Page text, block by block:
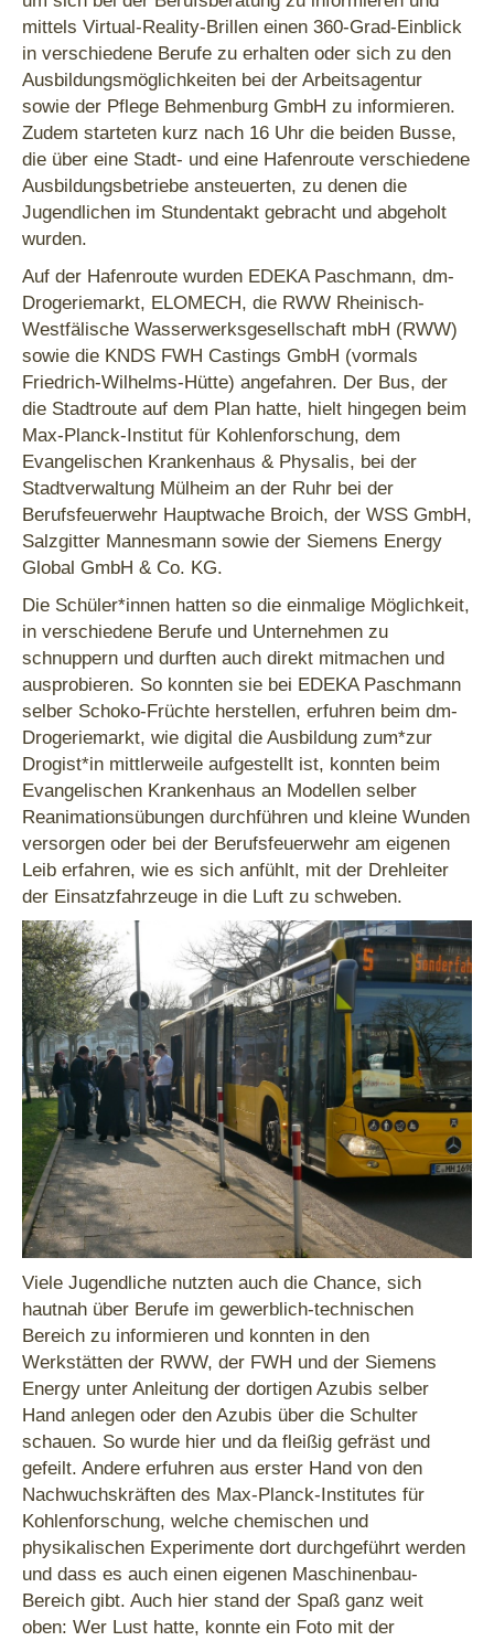
mittels Virtual-Reality-Brillen einen 360-Grad-Einblick
in verschiedene Berufe zu erhalten oder sich zu den
Ausbildungsmöglichkeiten bei der Arbeitsagentur
sowie der Pflege Behmenburg GmbH zu informieren.
Zudem starteten kurz nach 16 Uhr die beiden Busse,
die über eine Stadt- und eine Hafenroute verschiedene
Ausbildungsbetriebe ansteuerten, zu denen die
Jugendlichen im Stundentakt gebracht und abgeholt
wurden.
Auf der Hafenroute wurden EDEKA Paschmann, dm-
Drogeriemarkt, ELOMECH, die RWW Rheinisch-
Westfälische Wasserwerksgesellschaft mbH (RWW)
sowie die KNDS FWH Castings GmbH (vormals
Friedrich-Wilhelms-Hütte) angefahren. Der Bus, der
die Stadtroute auf dem Plan hatte, hielt hingegen beim
Max-Planck-Institut für Kohlenforschung, dem
Evangelischen Krankenhaus & Physalis, bei der
Stadtverwaltung Mülheim an der Ruhr bei der
Berufsfeuerwehr Hauptwache Broich, der WSS GmbH,
Salzgitter Mannesmann sowie der Siemens Energy
Global GmbH & Co. KG.
Die Schüler*innen hatten so die einmalige Möglichkeit,
in verschiedene Berufe und Unternehmen zu
schnuppern und durften auch direkt mitmachen und
ausprobieren. So konnten sie bei EDEKA Paschmann
selber Schoko-Früchte herstellen, erfuhren beim dm-
Drogeriemarkt, wie digital die Ausbildung zum*zur
Drogist*in mittlerweile aufgestellt ist, konnten beim
Evangelischen Krankenhaus an Modellen selber
Reanimationsübungen durchführen und kleine Wunden
versorgen oder bei der Berufsfeuerwehr am eigenen
Leib erfahren, wie es sich anfühlt, mit der Drehleiter
der Einsatzfahrzeuge in die Luft zu schweben.
Viele Jugendliche nutzten auch die Chance, sich
hautnah über Berufe im gewerblich-technischen
Bereich zu informieren und konnten in den
Werkstätten der RWW, der FWH und der Siemens
Energy unter Anleitung der dortigen Azubis selber
Hand anlegen oder den Azubis über die Schulter
schauen. So wurde hier und da fleißig gefräst und
gefeilt. Andere erfuhren aus erster Hand von den
Nachwuchskräften des Max-Planck-Institutes für
Kohlenforschung, welche chemischen und
physikalischen Experimente dort durchgeführt werden
und dass es auch einen eigenen Maschinenbau-
Bereich gibt. Auch hier stand der Spaß ganz weit
oben: Wer Lust hatte, konnte ein Foto mit der